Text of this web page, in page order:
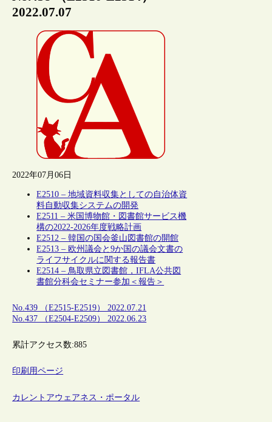
2022.07.07
2022年07月06日
E2510 – 地域資料収集としての自治体資
料自動収集システムの開発
E2511 – 米国博物館・図書館サービス機
構の2022-2026年度戦略計画
E2512 – 韓国の国会釜山図書館の開館
E2513 – 欧州議会と9か国の議会文書の
ライフサイクルに関する報告書
E2514 – 鳥取県立図書館，IFLA公共図
書館分科会セミナー参加＜報告＞
No.439 （E2515-E2519） 2022.07.21
No.437 （E2504-E2509） 2022.06.23
累計アクセス数:885
印刷用ページ
カレントアウェアネス・ポータル